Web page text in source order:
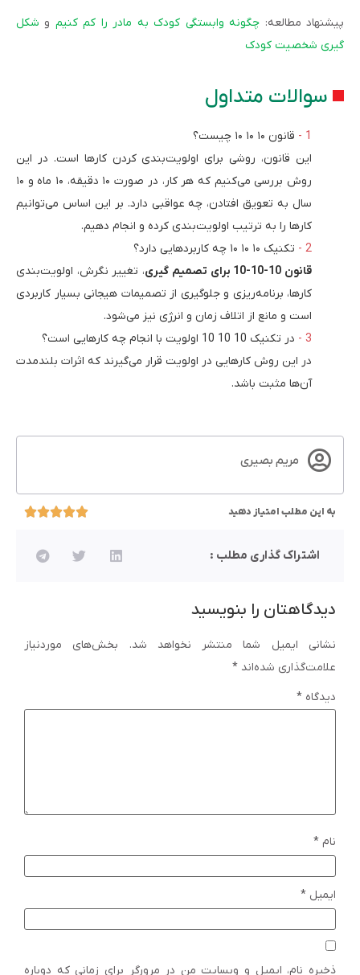
پیشنهاد مطالعه: چگونه وابستگی کودک به مادر را کم کنیم و شکل
گیری شخصیت کودک
سوالات متداول
قانون ۱۰ ۱۰ ۱۰ چیست؟
این قانون، روشی برای اولویت‌بندی کردن کارها است. در این
روش بررسی می‌کنیم که هر کار، در صورت ۱۰ دقیقه، ۱۰ ماه و ۱۰
سال به تعویق افتادن، چه عواقبی دارد. بر این اساس می‌توانیم
کارها را به ترتیب اولویت‌بندی کرده و انجام دهیم.
تکنیک ۱۰ ۱۰ ۱۰ چه کاربردهایی دارد؟
قانون 10-10-10 برای تصمیم گیری
، تغییر نگرش، اولویت‌بندی
کارها، برنامه‌ریزی و جلوگیری از تصمیمات هیجانی بسیار کاربردی
است و مانع از اتلاف زمان و انرژی نیز می‌شود.
در تکنیک 10 10 10 اولویت با انجام چه کارهایی است؟
در این روش کارهایی در اولویت قرار می‌گیرند که اثرات بلندمدت
آن‌ها مثبت باشد.
مریم بصیری
به این مطلب امتیاز دهید
اشتراک گذاری مطلب :
دیدگاهتان را بنویسید
نشانی ایمیل شما منتشر نخواهد شد.
بخش‌های موردنیاز
علامت‌گذاری شده‌اند *
دیدگاه *
نام *
ایمیل *
ذخیره نام، ایمیل و وبسایت من در مرورگر برای زمانی که دوباره